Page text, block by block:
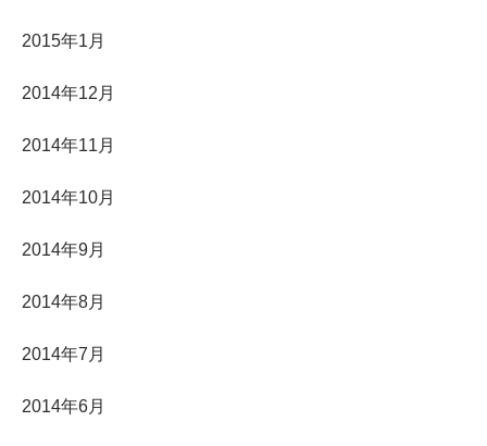
2015年1月
2014年12月
2014年11月
2014年10月
2014年9月
2014年8月
2014年7月
2014年6月